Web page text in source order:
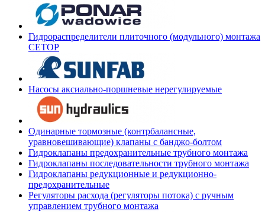
Гидрораспределители плиточного (модульного) монтажа
СЕТОР
Насосы аксиально-поршневые нерегулируемые
Одинарные тормозные (контрбалансные,
уравновешивающие) клапаны с банджо-болтом
Гидроклапаны предохранительные трубного монтажа
Гидроклапаны последовательности трубного монтажа
Гидроклапаны редукционные и редукционно-
предохранительные
Регуляторы расхода (регуляторы потока) с ручным
управлением трубного монтажа